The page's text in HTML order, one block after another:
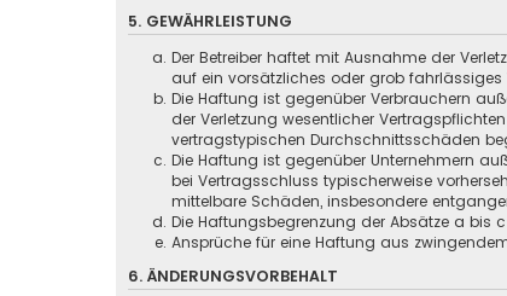
5. GEWÄHRLEISTUNG
Der Betreiber haftet mit Ausnahme der
auf ein vorsätzliches oder grob
Die Haftung ist gegenüber Verbrauchern
der Verletzung wesentlicher
vertragstypischen Durchschnittsschäden
Die Haftung ist gegenüber Unternehmern
bei Vertragsschluss typischerweise
mittelbare Schäden, insbesondere
Die Haftungsbegrenzung der Absätze a bis
Ansprüche für eine Haftung aus
6. ÄNDERUNGSVORBEHALT